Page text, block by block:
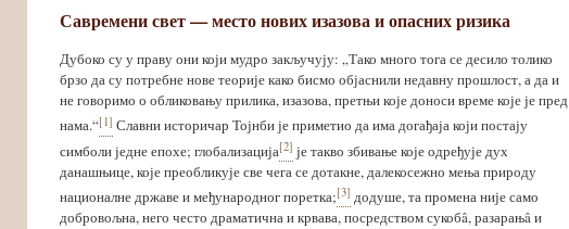
Савремени свет — место нових изазова и опасних ризика
Дубоко су у праву они који мудро закључују: „Тако много тога се десило толико
брзо да су потребне нове теорије како бисмо објаснили недавну прошлост, а да и
не говоримо о обликовању прилика, изазова, претњи које доноси време које је пред
нама.“[1] Славни историчар Тојнби је приметио да има догађаја који постају
симболи једне епохе; глобализација[2] је такво збивање које одређује дух
данашњице, које преобликује све чега се дотакне, далекосежно мења природу
националне државе и међународног поретка;[3] додуше, та промена није само
добровољна, него често драматична и крвава, посредством сукобâ, разарањâ и